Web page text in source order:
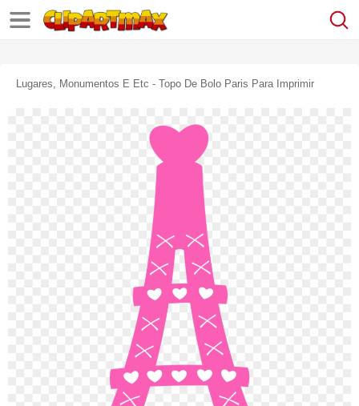
Lugares, Monumentos E Etc - Topo De Bolo Paris Para Imprimir